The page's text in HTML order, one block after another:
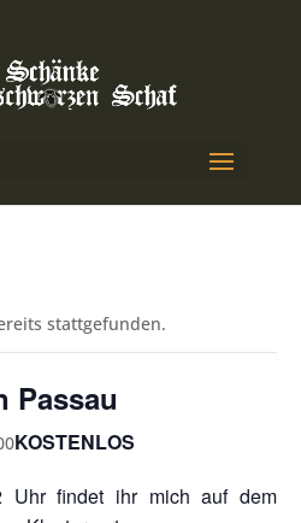
stattgefunden.
Passau
KOSTENLOS
Uhr findet ihr mich auf dem